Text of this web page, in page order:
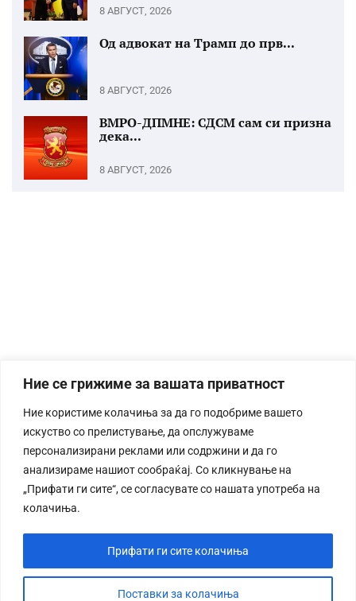
Ние се грижиме за вашата приватност
Ние користиме колачиња за да го подобриме вашето
искуство со прелистување, да опслужуваме
персонализирани реклами или содржини и да го
анализираме нашиот сообраќај. Со кликнување на
„Прифати ги сите“, се согласувате со нашата употреба на
колачиња.
Поставки за колачиња
Прифати ги сите колачиња
8 АВГУСТ, 2026
Од адвокат на Трамп до прв...
8 АВГУСТ, 2026
ВМРО-ДПМНЕ: СДСМ сам си призна
дека...
8 АВГУСТ, 2026